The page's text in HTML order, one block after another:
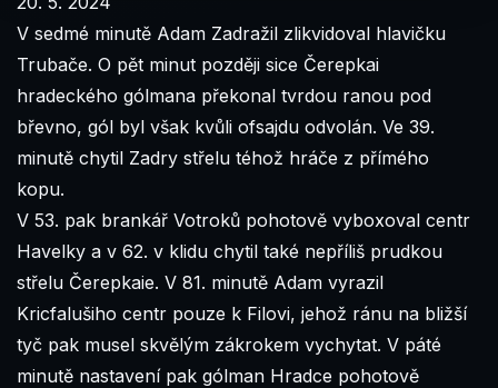
V sedmé minutě Adam Zadražil zlikvidoval hlavičku
Trubače. O pět minut později sice Čerepkai
hradeckého gólmana překonal tvrdou ranou pod
břevno, gól byl však kvůli ofsajdu odvolán. Ve 39.
minutě chytil Zadry střelu téhož hráče z přímého
kopu.
V 53. pak brankář Votroků pohotově vyboxoval centr
Havelky a v 62. v klidu chytil také nepříliš prudkou
střelu Čerepkaie. V 81. minutě Adam vyrazil
Kricfalušiho centr pouze k Filovi, jehož ránu na bližší
tyč pak musel skvělým zákrokem vychytat. V páté
minutě nastavení pak gólman Hradce pohotově